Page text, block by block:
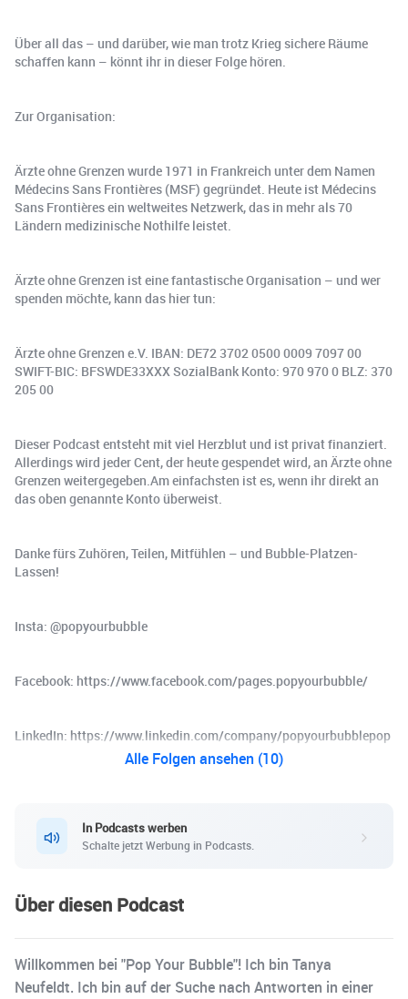
Über all das – und darüber, wie man trotz Krieg sichere Räume
schaffen kann – könnt ihr in dieser Folge hören.
Zur Organisation:
Ärzte ohne Grenzen wurde 1971 in Frankreich unter dem Namen
Médecins Sans Frontières (MSF) gegründet. Heute ist Médecins
Sans Frontières ein weltweites Netzwerk, das in mehr als 70
Ländern medizinische Nothilfe leistet.
Ärzte ohne Grenzen ist eine fantastische Organisation – und wer
spenden möchte, kann das hier tun:
Ärzte ohne Grenzen e.V. IBAN: DE72 3702 0500 0009 7097 00
SWIFT-BIC: BFSWDE33XXX SozialBank Konto: 970 970 0 BLZ: 370
205 00
Dieser Podcast entsteht mit viel Herzblut und ist privat finanziert.
Allerdings wird jeder Cent, der heute gespendet wird, an Ärzte ohne
Grenzen weitergegeben.Am einfachsten ist es, wenn ihr direkt an
das oben genannte Konto überweist.
Danke fürs Zuhören, Teilen, Mitfühlen – und Bubble-Platzen-
Lassen!
Insta: ⁠@popyourbubble⁠
Facebook: ⁠https://www.facebook.com/pages.popyourbubble/⁠
LinkedIn: https://www.linkedin.com/company/popyourbubblepop
Alle Folgen ansehen (10)
In Podcasts werben
Schalte jetzt Werbung in Podcasts.
Über diesen Podcast
Willkommen bei "Pop Your Bubble"! Ich bin Tanya
Neufeldt. Ich bin auf der Suche nach Antworten in einer